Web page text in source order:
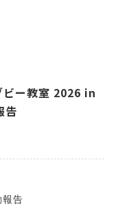
ー教室 2026 in
告